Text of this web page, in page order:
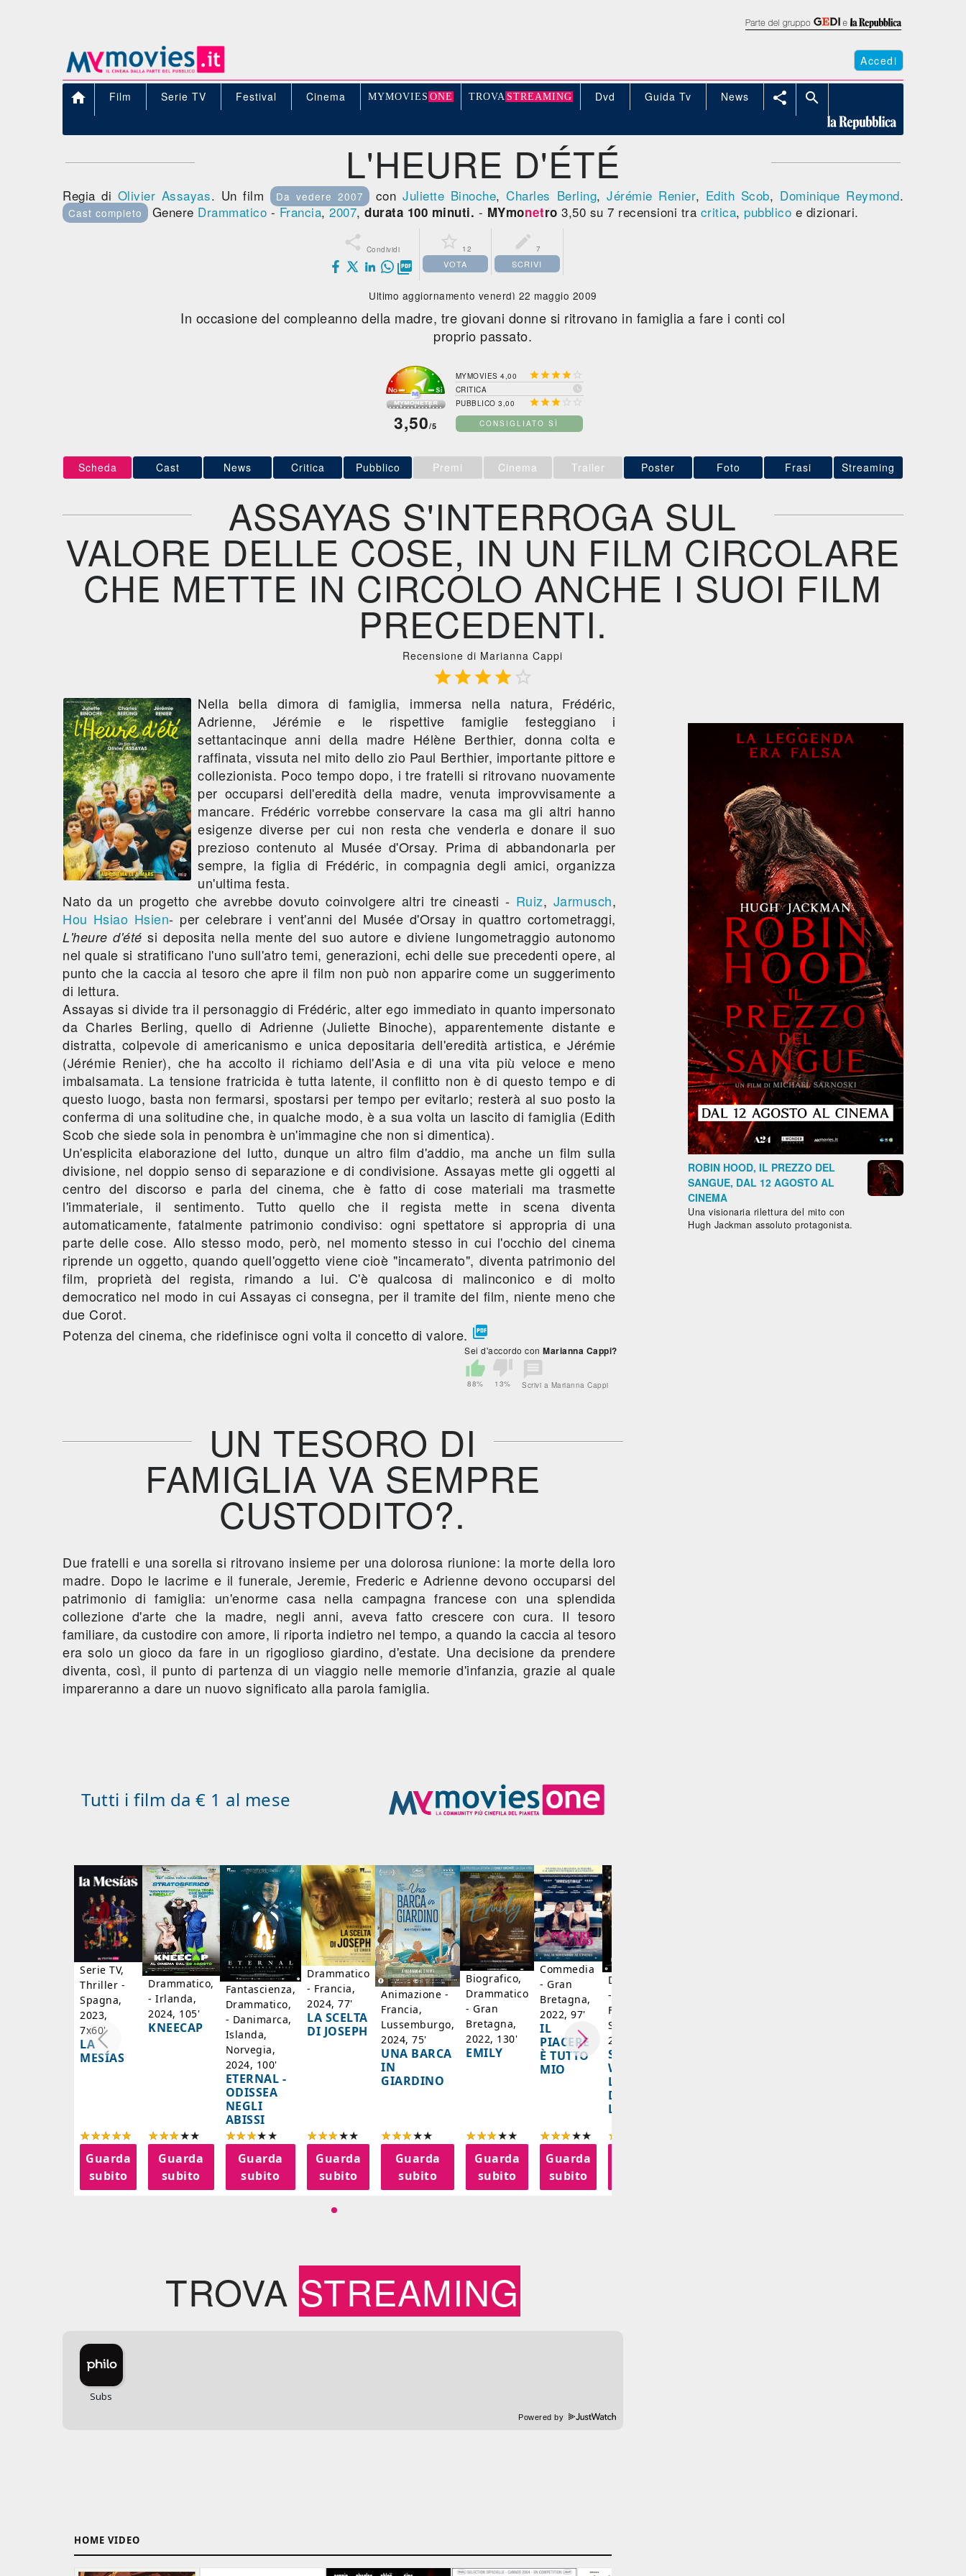
Accedi
 Film Serie TV Festival Cinema MYMOVIE S ONE TROVA STREAMING Dvd Guida Tv News  
L'HEURE D'ÉTÉ
Regia di Olivier Assayas. Un film Da vedere 2007 conJuliette Binoche,Charles Berling,Jérémie Renier, Edith Scob, Dominique Reymond.
Cast completo Genere Drammatico -Francia,2007,durata 100 minuti. - MYmonetro 3,50 su 7 recensioni tra critica, pubblico e dizionari.
 Condividi

 12
VOTA
 7
SCRIVI
Ultimo aggiornamento venerdì 22 maggio 2009
In occasione del compleanno della madre, tre giovani donne si ritrovano in famiglia a fare i conti col
proprio passato.
3,50/5
MYMOVIES 4,00  
CRITICA 
PUBBLICO 3,00   
CONSIGLIATO SÌ
Scheda Cast News Critica Pubblico Premi Cinema Trailer Poster Foto Frasi Streaming
ASSAYAS S'INTERROGA SUL
VALORE DELLE COSE, IN UN FILM CIRCOLARE
CHE METTE IN CIRCOLO ANCHE I SUOI FILM
PRECEDENTI.
Recensione di Marianna Cappi
 
Nella bella dimora di famiglia, immersa nella natura, Frédéric,
Adrienne, Jérémie e le rispettive famiglie festeggiano i
settantacinque anni della madre Hélène Berthier, donna colta e
raffinata, vissuta nel mito dello zio Paul Berthier, importante pittore e
collezionista. Poco tempo dopo, i tre fratelli si ritrovano nuovamente
per occuparsi dell'eredità della madre, venuta improvvisamente a
mancare. Frédéric vorrebbe conservare la casa ma gli altri hanno
esigenze diverse per cui non resta che venderla e donare il suo
prezioso contenuto al Musée d'Orsay. Prima di abbandonarla per
sempre, la figlia di Frédéric, in compagnia degli amici, organizza
un'ultima festa.
Nato da un progetto che avrebbe dovuto coinvolgere altri tre cineasti - Ruiz, Jarmusch,
Hou Hsiao Hsien- per celebrare i vent'anni del Musée d'Orsay in quattro cortometraggi,
L'heure d'été si deposita nella mente del suo autore e diviene lungometraggio autonomo
nel quale si stratificano l'uno sull'atro temi, generazioni, echi delle sue precedenti opere, al
punto che la caccia al tesoro che apre il film non può non apparire come un suggerimento
di lettura.
Assayas si divide tra il personaggio di Frédéric, alter ego immediato in quanto impersonato
da Charles Berling, quello di Adrienne (Juliette Binoche), apparentemente distante e
distratta, colpevole di americanismo e unica depositaria dell'eredità artistica, e Jérémie
(Jérémie Renier), che ha accolto il richiamo dell'Asia e di una vita più veloce e meno
imbalsamata. La tensione fratricida è tutta latente, il conflitto non è di questo tempo e di
questo luogo, basta non fermarsi, spostarsi per tempo per evitarlo; resterà al suo posto la
conferma di una solitudine che, in qualche modo, è a sua volta un lascito di famiglia (Edith
Scob che siede sola in penombra è un'immagine che non si dimentica).
Un'esplicita elaborazione del lutto, dunque un altro film d'addio, ma anche un film sulla
divisione, nel doppio senso di separazione e di condivisione. Assayas mette gli oggetti al
centro del discorso e parla del cinema, che è fatto di cose materiali ma trasmette
l'immateriale, il sentimento. Tutto quello che il regista mette in scena diventa
automaticamente, fatalmente patrimonio condiviso: ogni spettatore si appropria di una
parte delle cose. Allo stesso modo, però, nel momento stesso in cui l'occhio del cinema
riprende un oggetto, quando quell'oggetto viene cioè "incamerato", diventa patrimonio del
film, proprietà del regista, rimando a lui. C'è qualcosa di malinconico e di molto
democratico nel modo in cui Assayas ci consegna, per il tramite del film, niente meno che
due Corot.
Potenza del cinema, che ridefinisce ogni volta il concetto di valore. 
Sei d'accordo conMarianna Cappi?
88% 13% Scrivi a Marianna Cappi
UN TESORO DI
FAMIGLIA VA SEMPRE
CUSTODITO?.
Due fratelli e una sorella si ritrovano insieme per una dolorosa riunione: la morte della loro
madre. Dopo le lacrime e il funerale, Jeremie, Frederic e Adrienne devono occuparsi del
patrimonio di famiglia: un'enorme casa nella campagna francese con una splendida
collezione d'arte che la madre, negli anni, aveva fatto crescere con cura. Il tesoro
familiare, da custodire con amore, li riporta indietro nel tempo, a quando la caccia al tesoro
era solo un gioco da fare in un rigoglioso giardino, d'estate. Una decisione da prendere
diventa, così, il punto di partenza di un viaggio nelle memorie d'infanzia, grazie al quale
impareranno a dare un nuovo significato alla parola famiglia.
Tutti i film da € 1 al mese
Serie TV,
Thriller -
Spagna,
2023,
7x60'
LA
MESÍAS
Guarda
subito
Drammatico,
- Irlanda,
2024, 105'
KNEECAP
Guarda
subito
Fantascienza,
Drammatico,
- Danimarca,
Islanda,
Norvegia,
2024, 100'
ETERNAL -
ODISSEA
NEGLI
ABISSI
Guarda
subito
Drammatico
- Francia,
2024, 77'
LA SCELTA
DI JOSEPH
Guarda
subito
Animazione -
Francia,
Lussemburgo,
2024, 75'
UNA BARCA
IN
GIARDINO
Guarda
subito
Biografico,
Drammatico
- Gran
Bretagna,
2022, 130'
EMILY
Guarda
subito
Commedia
- Gran
Bretagna,
2022, 97'
IL
PIACERE
È TUTTO
MIO
Guarda
subito
Drammatico
- Giappone,
Francia,
Singapore,
2024, 105'
SPIRIT
WORLD -
LA FESTA
DELLE
LANTERNE
TROVA STREAMING
Powered by
HOME VIDEO
ROBIN HOOD, IL PREZZO DEL
SANGUE, DAL 12 AGOSTO AL
CINEMA
Una visionaria rilettura del mito con
Hugh Jackman assoluto protagonista.